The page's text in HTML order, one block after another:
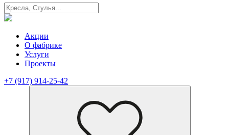
Акции
О фабрике
Услуги
Проекты
+7 (917) 914-25-42